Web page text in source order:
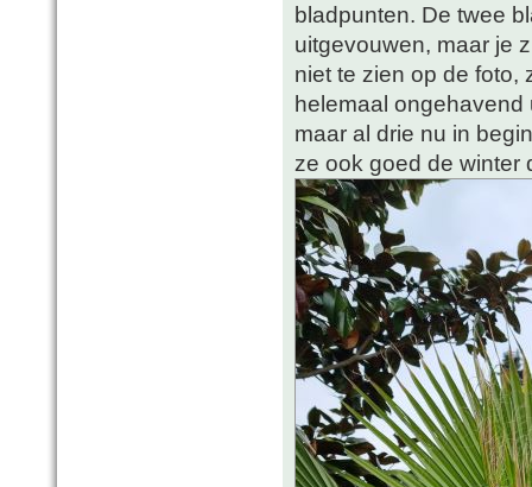
bladpunten. De twee
uitgevouwen, maar je
niet te zien op de foto,
helemaal ongehavend
maar al drie nu in
ze ook goed de winter